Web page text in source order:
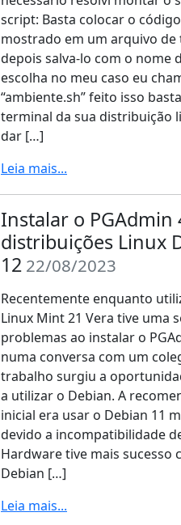
script: Basta colocar o código
mostrado em um arquivo de
depois salva-lo com o nome
escolha no meu caso eu
“ambiente.sh” feito isso
terminal da sua distribuição
dar […]
Leia mais...
Instalar o PGAdmin
distribuições Linux
12 22/08/2023
Recentemente enquanto
Linux Mint 21 Vera tive uma
problemas ao instalar o
numa conversa com um
trabalho surgiu a
a utilizar o Debian. A
inicial era usar o Debian 11
devido a incompatibilidade
Hardware tive mais sucesso
Debian […]
Leia mais...